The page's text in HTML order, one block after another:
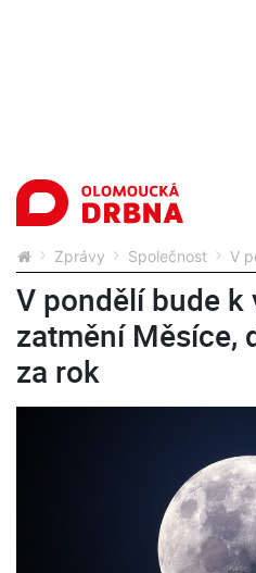
Zprávy Společnost V
V pondělí bude
zatmění Měsíce,
za rok